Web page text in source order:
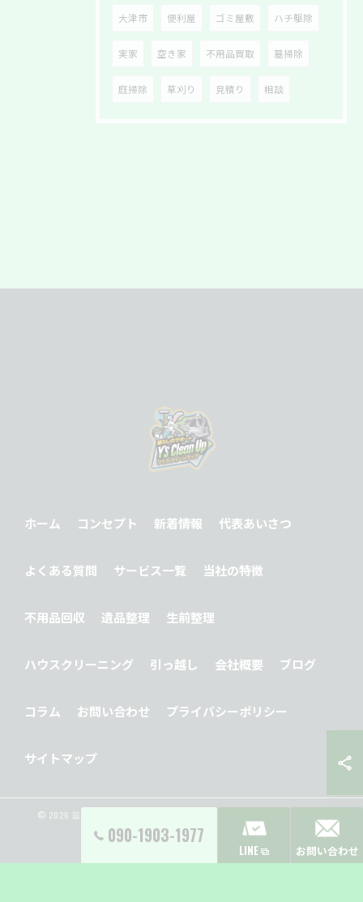
大津市 便利屋 ゴミ屋敷 ハチ駆除
実家 空き家 不用品買取 墓掃除
庭掃除 草刈り 見積り 相談
090-1903-1977
LINE お問い合わせ
ホーム コンセプト 新着情報 代表あいさつ
よくある質問 サービス一覧 当社の特徴
不用品回収 遺品整理 生前整理
ハウスクリーニング 引っ越し 会社概要 ブログ
コラム お問い合わせ プライバシーポリシー
サイトマップ
© 2026 滋賀県大津市の便利屋ならY’s Clean Up ALL RIGHTS RESERVED.